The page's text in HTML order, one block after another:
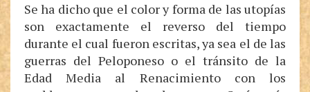
Se ha dicho que el color y forma de las utopías
son exactamente el reverso del tiempo
durante el cual fueron escritas, ya sea el de las
guerras del Peloponeso o el tránsito de la
Edad Media al Renacimiento con los